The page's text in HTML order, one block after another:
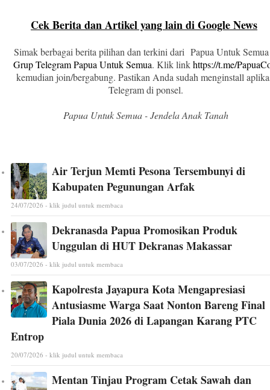
Cek Berita dan Artikel yang lain di Google News
Simak berbagai berita pilihan dan terkini dari Papua Untuk
Grup Telegram Papua Untuk Semua. Klik linkhttps://t.me/
kemudian join/bergabung. Pastikan Anda sudah menginstall
Telegram di ponsel.
Papua Untuk Semua - Jendela Anak Tanah
Air Terjun Memti Pesona Tersembunyi di
Kabupaten Pegunungan Arfak
24/07/2026 - klik judul untuk membaca
Dekranasda Papua Promosikan Produk
Unggulan di HUT Dekranas Makassar
03/07/2026 - klik judul untuk membaca
Kapolresta Jayapura Kota Mengapresiasi
Antusiasme Warga Saat Nonton Bareng Final
Piala Dunia 2026 di Lapangan Karang PTC
Entrop
20/07/2026 - klik judul untuk membaca
Mentan Tinjau Program Cetak Sawah dan